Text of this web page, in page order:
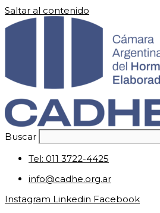
Saltar al contenido
Buscar
Tel: 011 3722-4425
info@cadhe.org.ar
Instagram Linkedin Facebook